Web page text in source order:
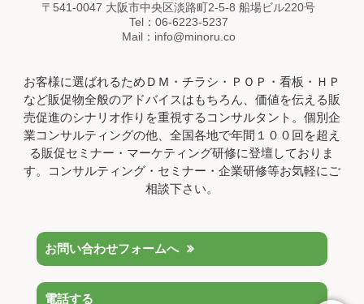
〒541-0047 大阪市中央区淡路町2-5-8 船場ビル220号
Tel：06-6223-5237
Mail：info@minoru.co
お客様に選ばれるためＤＭ・チラシ・ＰＯＰ・看板・ＨＰ
など販促物全般のアドバイスはもちろん、価値を伝える販
売促進のシナリオ作りを重視するコンサルタント。個別企
業コンサルティングの他、全国各地で年間１００回を超え
る販促セミナー・マーケティング研修に登壇しておりま
す。コンサルティング・セミナー・企業研修等お気軽にご
相談下さい。
お問い合わせフォームへ
電話する